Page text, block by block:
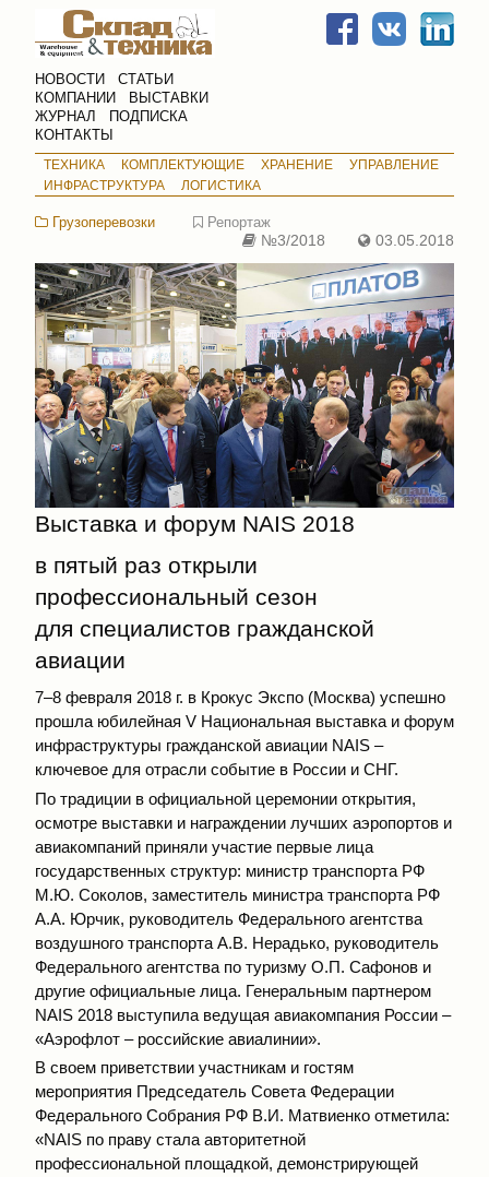
НОВОСТИ
СТАТЬИ
КОМПАНИИ
ВЫСТАВКИ
ЖУРНАЛ
ПОДПИСКА
КОНТАКТЫ
ТЕХНИКА КОМПЛЕКТУЮЩИЕ ХРАНЕНИЕ
УПРАВЛЕНИЕ
ИНФРАСТРУКТУРА
ЛОГИСТИКА
Грузоперевозки
Репортаж
№3/2018
03.05.2018
Выставка и форум NAIS 2018
в пятый раз открыли
профессиональный сезон
для специалистов гражданской
авиации
7–8 февраля 2018 г. в Крокус Экспо (Москва) успешно
прошла юбилейная V Национальная выставка и форум
инфраструктуры гражданской авиации NAIS –
ключевое для отрасли событие в России и СНГ.
По традиции в официальной церемонии открытия,
осмотре выставки и награждении лучших аэропортов и
авиакомпаний приняли участие первые лица
государственных структур: министр транспорта РФ
М.Ю. Соколов, заместитель министра транспорта РФ
А.А. Юрчик, руководитель Федерального агентства
воздушного транспорта А.В. Нерадько, руководитель
Федерального агентства по туризму О.П. Сафонов и
другие официальные лица. Генеральным партнером
NAIS 2018 выступила ведущая авиакомпания России –
«Аэрофлот – российские авиалинии».
В своем приветствии участникам и гостям
мероприятия Председатель Совета Федерации
Федерального Собрания РФ В.И. Матвиенко отметила:
«NAIS по праву стала авторитетной
профессиональной площадкой, демонстрирующей